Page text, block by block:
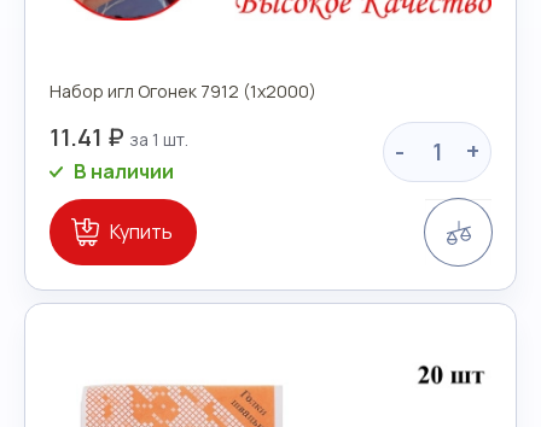
Набор игл Огонек 7912 (1х2000)
11.41 ₽ - +
В наличии
Купить